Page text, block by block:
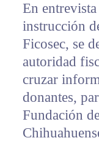
En
instrucción
Ficosec, se
autoridad
cruzar
donantes,
Fundación